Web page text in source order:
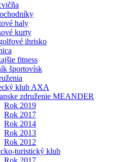
haly
kurty
ihrisko
fitness
športovísk
klub AXA
združenie MEANDER
Rok 2019
Rok 2017
Rok 2014
Rok 2013
Rok 2012
turistický klub
Rok 2017